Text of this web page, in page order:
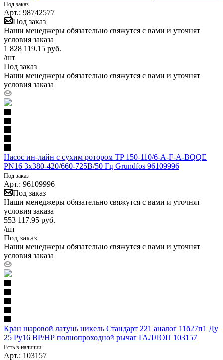
Под заказ
Арт.: 98742577
Под заказ
Наши менеджеры обязательно свяжутся с вами и уточнят
условия заказа
1 828 119.15 руб.
/шт
Под заказ
Наши менеджеры обязательно свяжутся с вами и уточнят
условия заказа
Насос ин-лайн с сухим ротором TP 150-110/6-A-F-A-BQQE
PN16 3х380-420/660-725В/50 Гц Grundfos 96109996
Под заказ
Арт.: 96109996
Под заказ
Наши менеджеры обязательно свяжутся с вами и уточнят
условия заказа
553 117.95 руб.
/шт
Под заказ
Наши менеджеры обязательно свяжутся с вами и уточнят
условия заказа
Кран шаровой латунь никель Стандарт 221 аналог 11б27п1 Ду
25 Ру16 ВР/НР полнопроходной рычаг ГАЛЛОП 103157
Есть в наличии
Арт.: 103157